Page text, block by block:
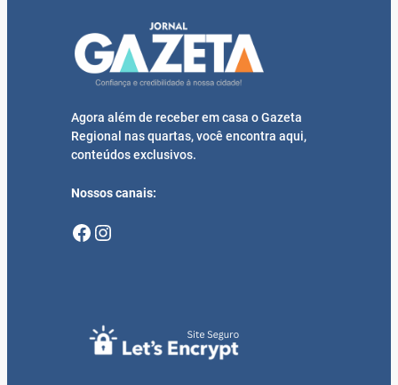
Agora além de receber em casa o Gazeta
Regional nas quartas, você encontra aqui,
conteúdos exclusivos.
Nossos canais:
Facebook Instagram